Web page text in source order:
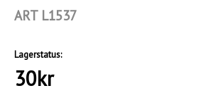
ART L1537
Lagerstatus:
30kr